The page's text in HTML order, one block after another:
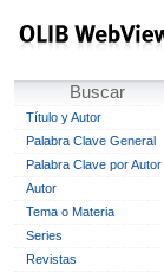
Buscar
Título y Autor
Palabra Clave General
Palabra Clave por Autor
Autor
Tema o Materia
Series
Revistas